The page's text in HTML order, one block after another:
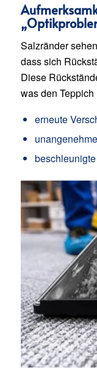
Salzränder
dass sich
Diese
was den Teppich
erneute